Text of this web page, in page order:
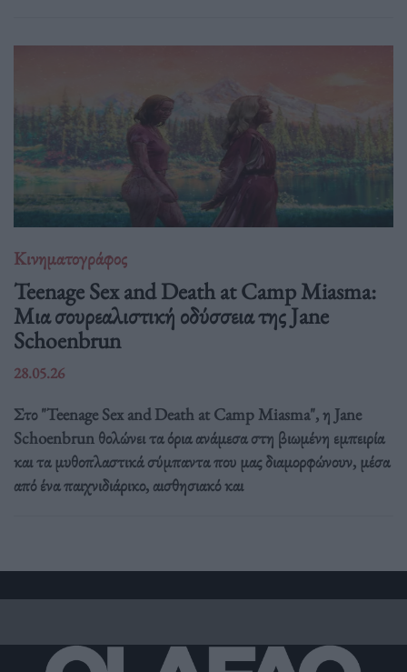
Κινηματογράφος
Teenage Sex and Death at Camp Miasma:
Μια σουρεαλιστική οδύσσεια της Jane
Schoenbrun
28.05.26
Στο "Teenage Sex and Death at Camp Miasma", η Jane
Schoenbrun θολώνει τα όρια ανάμεσα στη βιωμένη εμπειρία
και τα μυθοπλαστικά σύμπαντα που μας διαμορφώνουν, μέσα
από ένα παιχνιδιάρικο, αισθησιακό και